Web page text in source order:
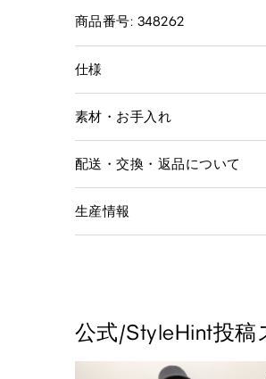
商品番号: 348262
仕様
素材・お手入れ
配送・交換・返品について
生産情報
公式/StyleHint投